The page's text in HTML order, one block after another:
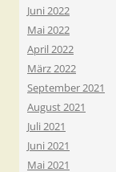
Juni 2022
Mai 2022
April 2022
März 2022
September 2021
August 2021
Juli 2021
Juni 2021
Mai 2021